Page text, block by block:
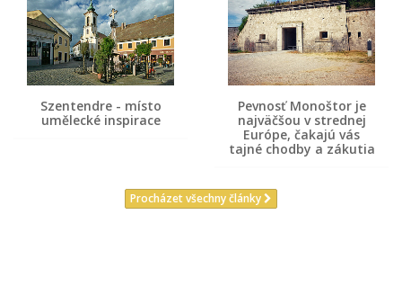
Szentendre - místo
umělecké inspirace
Pevnosť Monoštor je
najväčšou v strednej
Európe, čakajú vás
tajné chodby a zákutia
Procházet všechny články